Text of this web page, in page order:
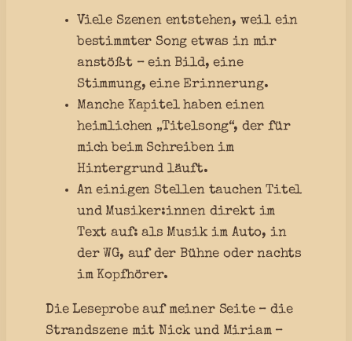
Viele Szenen entstehen, weil ein
bestimmter Song etwas in mir
anstößt – ein Bild, eine
Stimmung, eine Erinnerung.
Manche Kapitel haben einen
heimlichen „Titelsong“, der für
mich beim Schreiben im
Hintergrund läuft.
An einigen Stellen tauchen Titel
und Musiker:innen direkt im
Text auf: als Musik im Auto, in
der WG, auf der Bühne oder nachts
im Kopfhörer.
Die Leseprobe auf meiner Seite – die
Strandszene mit Nick und Miriam –